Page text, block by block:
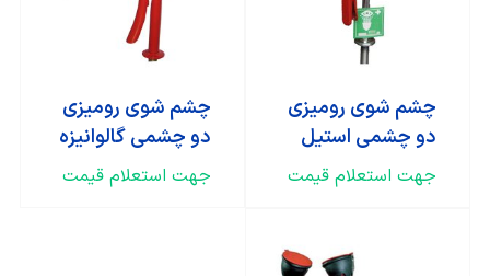
چشم شوی رومیزی
دو چشمی استیل
جهت استعلام قیمت
چشم شوی رومیزی
دو چشمی گالوانیزه
جهت استعلام قیمت